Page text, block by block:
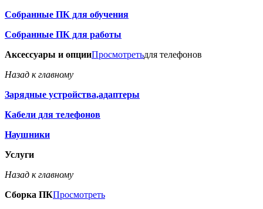
Собранные ПК для обучения
Собранные ПК для работы
Аксессуары и опцииПросмотретьдля телефонов
Назад к главному
Зарядные устройства,адаптеры
Кабели для телефонов
Наушники
Услуги
Назад к главному
Сборка ПКПросмотреть